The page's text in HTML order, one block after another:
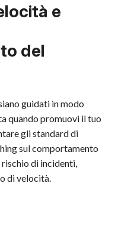
e
del
guidati in modo
quando promuovi il tuo
gli standard di
sul comportamento
di incidenti,
di velocità.